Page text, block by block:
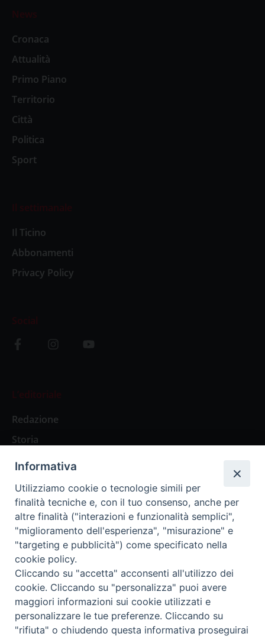
News
Cronaca
Attualità
Primo Piano
Territorio
Città
Politica
Sport
Il settimanale
Il Ticino
Abbonamenti
Privacy Policy
Social
L’editoriale
Redazione
Storia
Abbonamenti
Abbonamento Annuale Digitale
Abbonamento Annuale Cartaceo
Abbonamento Singola Copia Digitale
Redazione: Pavia, Piazza Duomo 11 - tel. 0382.24736 -
amministrazione@ilticino.it - repossi@ilticino.it - P.
Informativa
Utilizziamo cookie o tecnologie simili per
finalità tecniche e, con il tuo consenso, anche per
altre finalità ("interazioni e funzionalità semplici",
"miglioramento dell'esperienza", "misurazione" e
"targeting e pubblicità") come specificato nella
cookie policy.
Cliccando su "accetta" acconsenti all'utilizzo dei
cookie. Cliccando su "personalizza" puoi avere
maggiori informazioni sui cookie utilizzati e
personalizzare le tue preferenze. Cliccando su
"rifiuta" o chiudendo questa informativa proseguirai